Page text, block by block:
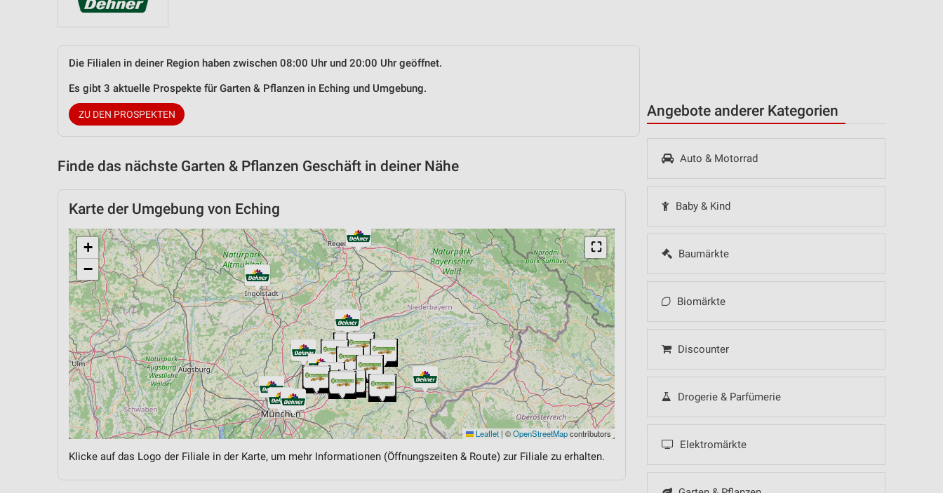
Angebote anderer Kategorien
Auto & Motorrad
Baby & Kind
Baumärkte
Biomärkte
Discounter
Drogerie & Parfümerie
Elektromärkte
Die Filialen in deiner Region haben zwischen 08:00 Uhr und 20:00 Uhr geöffnet.
Es gibt 3 aktuelle Prospekte für Garten & Pflanzen in Eching und Umgebung.
ZU DEN PROSPEKTEN
Finde das nächste Garten & Pflanzen Geschäft in deiner Nähe
Karte der Umgebung von Eching
⛶
+
−
Leaflet | ©OpenStreetMapcontributors
Klicke auf das Logo der Filiale in der Karte, um mehr Informationen (Öffnungszeiten & Route) zur Filiale zu erhalten.